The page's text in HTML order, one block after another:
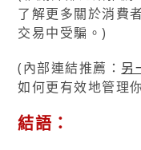
了解更多關於消費
交易中受騙。)
(內部連結推薦： 另
如何更有效地管理
結語：